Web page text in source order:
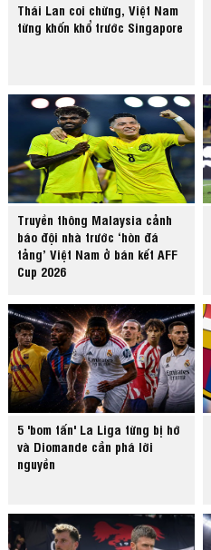
Thái Lan coi chừng, Việt Nam
từng khốn khổ trước Singapore
Truyền thông Malaysia cảnh
báo đội nhà trước ‘hòn đá
tảng’ Việt Nam ở bán kết AFF
Cup 2026
5 'bom tấn' La Liga từng bị hớ
và Diomande cần phá lời
nguyền